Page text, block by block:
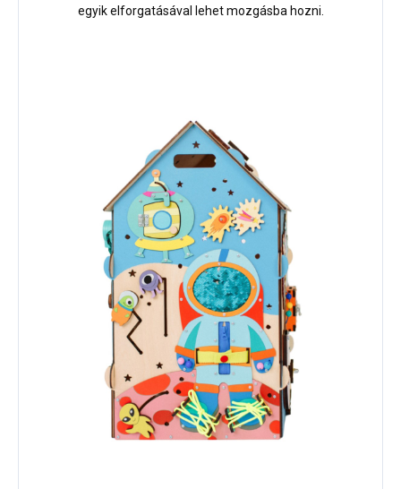
egyik elforgatásával lehet mozgásba hozni.